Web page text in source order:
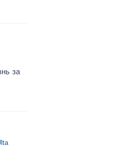
за